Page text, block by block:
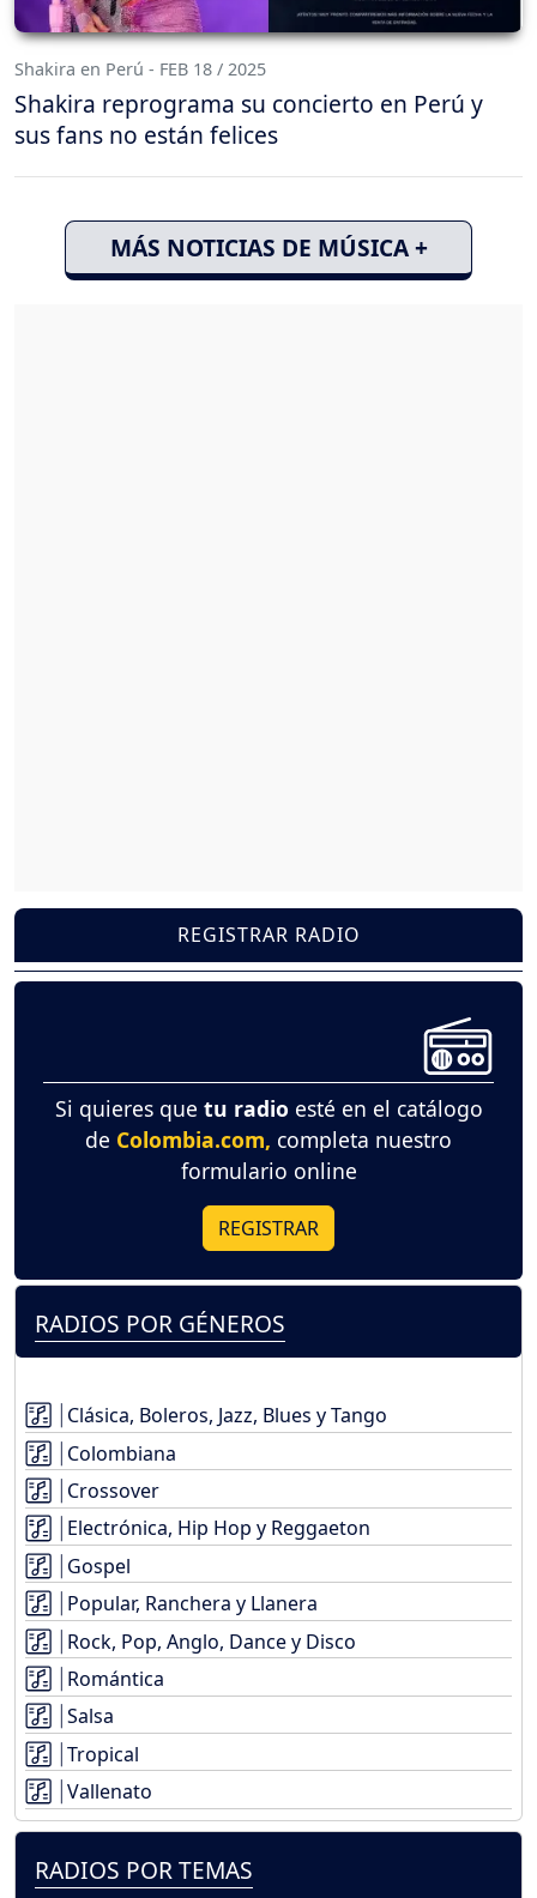
Shakira en Perú - FEB 18 / 2025
Shakira reprograma su concierto en Perú y
sus fans no están felices
MÁS NOTICIAS DE MÚSICA +
REGISTRAR RADIO
Si quieres que tu radio esté en el catálogo
de Colombia.com, completa nuestro
formulario online
REGISTRAR
RADIOS POR GÉNEROS
Clásica, Boleros, Jazz, Blues y Tango
Colombiana
Crossover
Electrónica, Hip Hop y Reggaeton
Gospel
Popular, Ranchera y Llanera
Rock, Pop, Anglo, Dance y Disco
Romántica
Salsa
Tropical
Vallenato
RADIOS POR TEMAS